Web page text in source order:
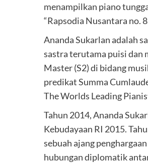
menampilkan piano
“Rapsodia Nusantara no.
Ananda Sukarlan adalah
sastra terutama puisi dan
Master (S2) di bidang
predikat Summa
The Worlds Leading
Tahun 2014, Ananda
Kebudayaan RI 2015.
sebuah ajang
hubungan diplomatik